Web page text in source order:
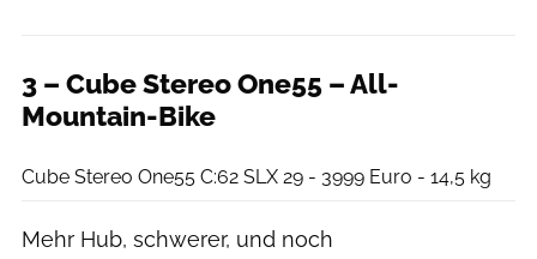
3 – Cube Stereo One55 – All-
Mountain-Bike
Cube Stereo One55 C:62 SLX 29 - 3999 Euro - 14,5 kg
Mehr Hub, schwerer, und noch